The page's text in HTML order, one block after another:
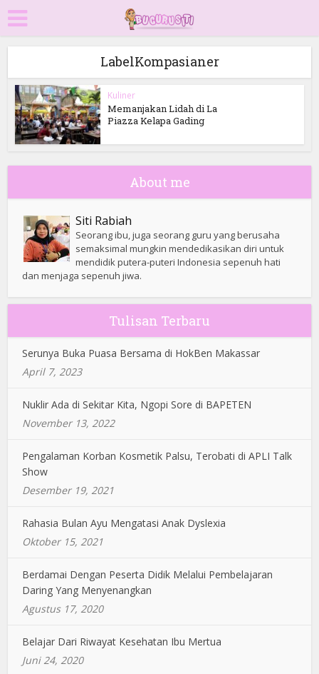
LabelKompasianer
Kuliner
Memanjakan Lidah di La
Piazza Kelapa Gading
About me
Siti Rabiah
Seorang ibu, juga seorang guru yang berusaha
semaksimal mungkin mendedikasikan diri untuk
mendidik putera-puteri Indonesia sepenuh hati
dan menjaga sepenuh jiwa.
Tulisan Terbaru
Serunya Buka Puasa Bersama di HokBen Makassar
April 7, 2023
Nuklir Ada di Sekitar Kita, Ngopi Sore di BAPETEN
November 13, 2022
Pengalaman Korban Kosmetik Palsu, Terobati di APLI Talk
Show
Desember 19, 2021
Rahasia Bulan Ayu Mengatasi Anak Dyslexia
Oktober 15, 2021
Berdamai Dengan Peserta Didik Melalui Pembelajaran
Daring Yang Menyenangkan
Agustus 17, 2020
Belajar Dari Riwayat Kesehatan Ibu Mertua
Juni 24, 2020